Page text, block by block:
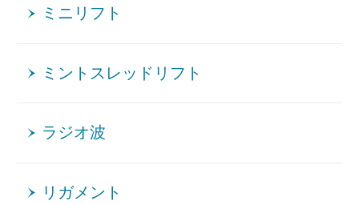
ミニリフト
ミントスレッドリフト
ラジオ波
リガメント